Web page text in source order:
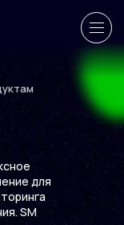
для
SM